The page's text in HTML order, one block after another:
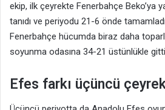
ekip, ilk çeyrekte Fenerbahçe Beko’ya
tanıdı ve periyodu 21-6 önde
Fenerbahçe hücumda biraz daha
soyunma odasına 34-21 üstünlükle
Efes farkı üçüncü